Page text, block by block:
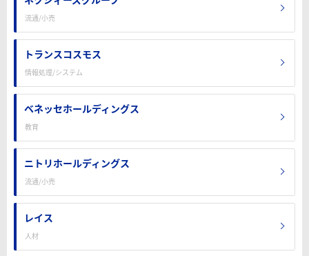
流通/小売
トランスコスモス
情報処理/システム
ベネッセホールディングス
教育
ニトリホールディングス
流通/小売
レイス
人材